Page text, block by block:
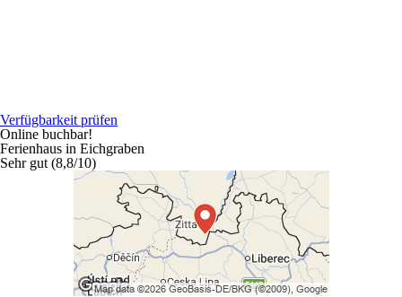
Verfügbarkeit prüfen
Online buchbar!
Ferienhaus in Eichgraben
Sehr gut (8,8/10)